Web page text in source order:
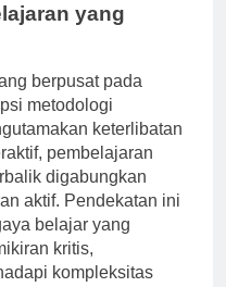
yang
berpusat pada
metodologi
keterlibatan
pembelajaran
digabungkan
aktif. Pendekatan ini
belajar yang
kritis,
kompleksitas